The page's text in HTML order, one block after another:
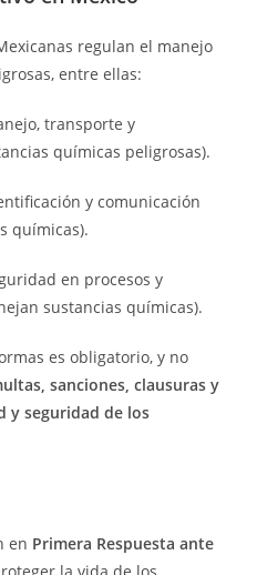
regulan el manejo
entre ellas:
transporte y
químicas peligrosas).
y comunicación
químicas).
en procesos y
sustancias químicas).
es obligatorio, y no
sanciones, clausuras y
y seguridad de los
en Primera Respuesta ante